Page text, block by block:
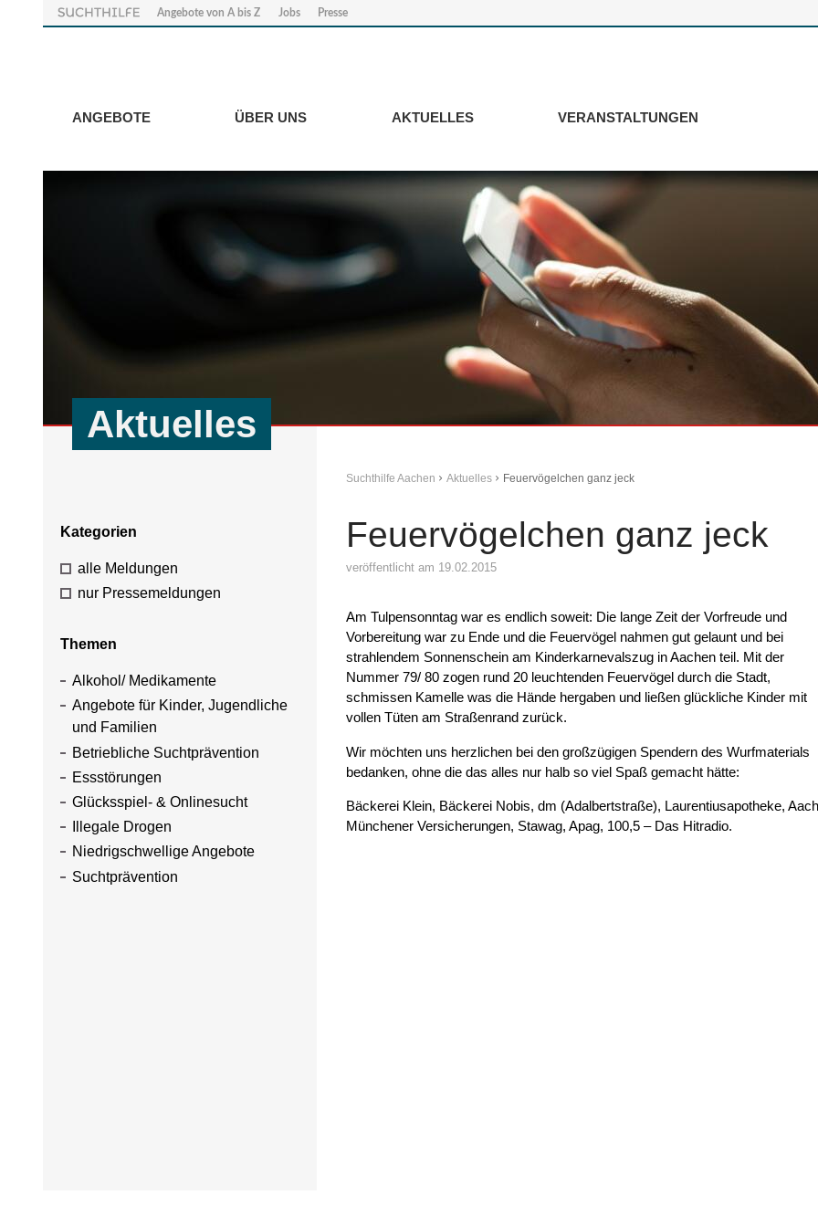
Angebote von A bis Z Jobs Presse
ANGEBOTE ÜBER UNS AKTUELLES VERANSTALTUNGEN
Aktuelles
Kategorien
alle Meldungen
nur Pressemeldungen
Themen
Alkohol/ Medikamente
Angebote für Kinder, Jugendliche
und Familien
Betriebliche Suchtprävention
Essstörungen
Glücksspiel- & Onlinesucht
Illegale Drogen
Niedrigschwellige Angebote
Suchtprävention
Suchthilfe Aachen Aktuelles Feuervögelchen ganz jeck
Feuervögelchen ganz jeck
veröffentlicht am 19.02.2015
Am Tulpensonntag war es endlich soweit: Die lange Zeit der Vorfreude und
Vorbereitung war zu Ende und die Feuervögel nahmen gut gelaunt und bei
strahlendem Sonnenschein am Kinderkarnevalszug in Aachen teil. Mit der
Nummer 79/ 80 zogen rund 20 leuchtenden Feuervögel durch die Stadt,
schmissen Kamelle was die Hände hergaben und ließen glückliche Kinder mit
vollen Tüten am Straßenrand zurück.
Wir möchten uns herzlichen bei den großzügigen Spendern des Wurfmaterials
bedanken, ohne die das alles nur halb so viel Spaß gemacht hätte:
Bäckerei Klein, Bäckerei Nobis, dm (Adalbertstraße), Laurentiusapotheke,
Münchener Versicherungen, Stawag, Apag, 100,5 – Das Hitradio.